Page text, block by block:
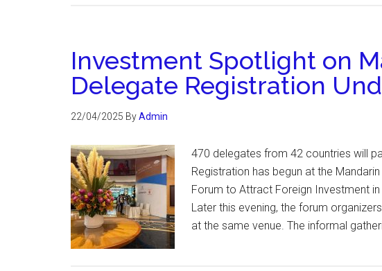
Investment Spotlight on
Delegate Registration
22/04/2025 ByAdmin
470 delegates from 42 countries will
Registration has begun at the
Forum to Attract Foreign Investment
Later this evening, the forum
at the same venue. The informal